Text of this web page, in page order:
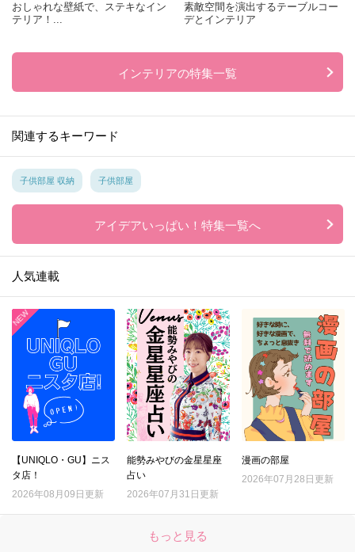
おしゃれな壁紙で、ステキなイン
テリア！...
素敵空間を演出するテーブルコー
デとインテリア
インテリアの特集一覧
関連するキーワード
子供部屋 収納 子供部屋
アイデアいっぱい！特集一覧へ
人気連載
【UNIQLO・GU】ニス
タ店！
2026年08月09日更新
能勢みやびの金星星座
占い
2026年07月31日更新
漫画の部屋
2026年07月28日更新
もっと見る